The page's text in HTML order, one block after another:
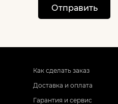
Отправить
Как сделать заказ
Доставка и оплата
Гарантия и сервис